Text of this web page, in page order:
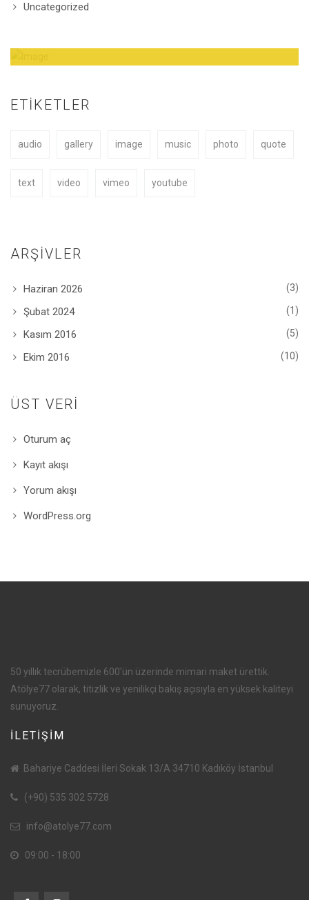
Uncategorized
BUY NOW
ETIKETLER
audio gallery image music photo quote
text video vimeo youtube
ARŞIVLER
Haziran 2026 (3)
Şubat 2024 (1)
Kasım 2016 (5)
Ekim 2016 (10)
ÜST VERI
Oturum aç
Kayıt akışı
Yorum akışı
WordPress.org
50 yıllık tecrübemizle 600'ün üzerinde mimari maket ürettik.
Atölye77 olarak, titizlik ve yenilikçi bakış açısıyla en yüksek kaliteyi
sunuyoruz.
İLETİŞİM
Bahariye Caddesi İleri Sokak 13/A 34710 Kadıköy İstanbul
(+90) 535 302 5728
info@atolye77.com
09:00 - 18:00